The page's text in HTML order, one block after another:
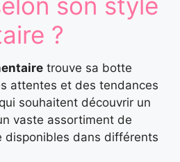
?
trouve sa botte
attentes et des tendances
souhaitent découvrir un
vaste assortiment de
disponibles dans différents